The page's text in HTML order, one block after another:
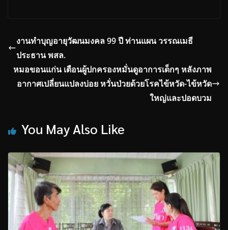
งานทำบุญอายุวัฒนมงคล 99 ปี ท่านแผน วรรณเมธี
ประธาน พสล.
หมอขอนแก่น เตือนผู้ปกครองหมั่นดูอาการเด็กๆ หลังภาพ
อากาศเปลี่ยนแปลงบ่อย หวั่นป่วยด้วยโรคไข้หวัด-ไข้หวัด
ใหญ่และปอดบวม
You May Also Like